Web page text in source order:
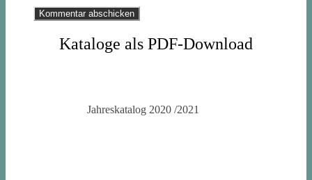
Kataloge als PDF-Download
Jahreskatalog 2020 /2021